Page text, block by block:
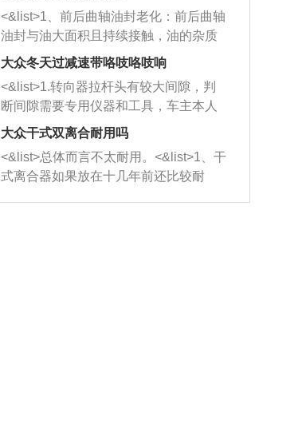
西取出来。但如果是因为积碳过多引起
的堵塞，就需要将三元催化器泡在草酸
洗剂对堵塞的情况得到解决，将清洗剂
放在燃油箱中，与燃油混合后，车辆启
动时，就可以和汽油一起进入到燃烧
室，最后形成废气排出，就可以让三元
催化器得到清洗，排气管堵塞的情况就
能够得到解决。
一圈半的练习，往右同样也要打相同的
圈数。 <&list>3、最后强调要反复练
习，这样就可以形成肌肉记忆，在真实
驾驶车辆时，不需要记忆也能打好方
向。
<&list>1、前后曲轴油封老化：前后曲轴
油封与油大面积且持续接触，油的杂质
和发动机内持续温度变化使其密封效果
逐渐减弱，导致渗油或漏油。<&list>2、
活塞间隙过大：积碳会使活塞环与缸体
的间隙扩大，导致机油流入燃烧室中，
造成烧机油。<&list>3、机油粘度。使用
机油粘度过小的话，同样会有烧机油现
象，机油粘度过小具有很好的流动性，
大众冬天过减速带咯吱咯吱响
<&list>1.转向器拉杆头有较大间隙，判
断间隙需要专用仪器和工具，车主本人
无法制作，需要将车辆送到修理厂或4s
店；<&list>2.车辆半轴套管防尘罩破
裂，破裂后会出现漏油现象，使半轴磨
损严重，磨损的半轴容易损坏，产生异
响；<&list>3.稳定器的转向胶套和球头
大众干式双离合耐用吗
<&list>总体而言不太耐用。<&list>1、干
式离合器如果放在十几年前还比较耐